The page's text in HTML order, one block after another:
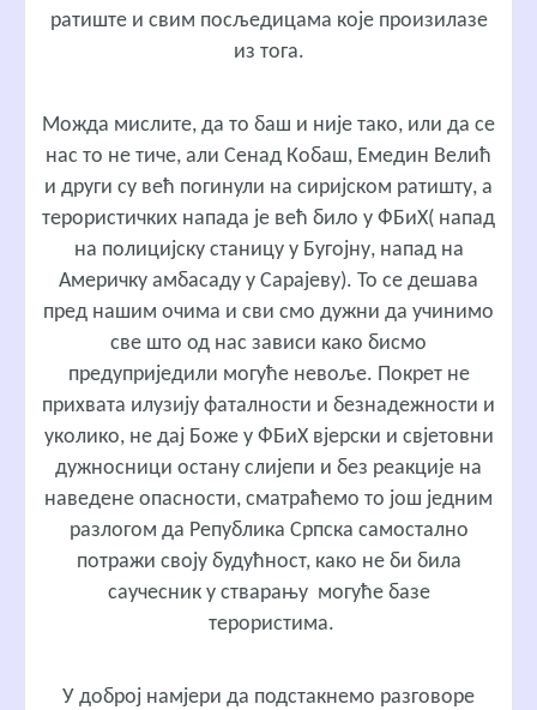
ратиште и свим посљедицама које произилазе
из тога.
Можда мислите, да то баш и није тако, или да се
нас то не тиче, али Сенад Кобаш, Емедин Велић
и други су већ погинули на сиријском ратишту, а
терористичких напада је већ било у ФБиХ( напад
на полицијску станицу у Бугојну, напад на
Америчку амбасаду у Сарајеву). То се дешава
пред нашим очима и сви смо дужни да учинимо
све што од нас зависи како бисмо
предуприједили могуће невоље. Покрет не
прихвата илузију фаталности и безнадежности и
уколико, не дај Боже у ФБиХ вјерски и свјетовни
дужносници остану слијепи и без реакције на
наведене опасности, сматраћемо то још једним
разлогом да Република Српска самостално
потражи своју будућност, како не би била
саучесник у стварању могуће базе
терористима.
У доброј намјери да подстакнемо разговоре